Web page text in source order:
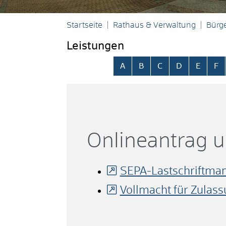
Startseite Rathaus & Verwaltung
Leistungen
Alphabetisches Register
A B C D E F
Onlineantrag
SEPA-
Vollmacht für